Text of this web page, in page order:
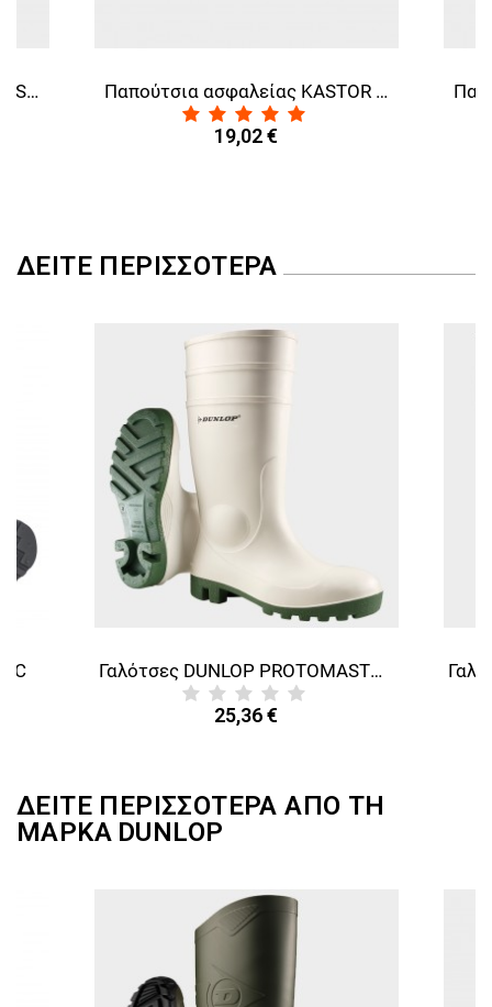
Μπλουζάκι πόλο STENSO NAOS BLACK Παπούτσια ασφαλείας KASTOR BLACK LOW S1
19,02 €
ΔΕΊΤΕ ΠΕΡΙΣΣΌΤΕΡΑ
Γαλότσες DUNLOP PROTOMASTOR S4 SB E FO SRA
25,36 €
ΔΕΙΤΕ ΠΕΡΙΣΣΟΤΕΡΑ ΑΠΟ ΤΗ
ΜΑΡΚΑ DUNLOP